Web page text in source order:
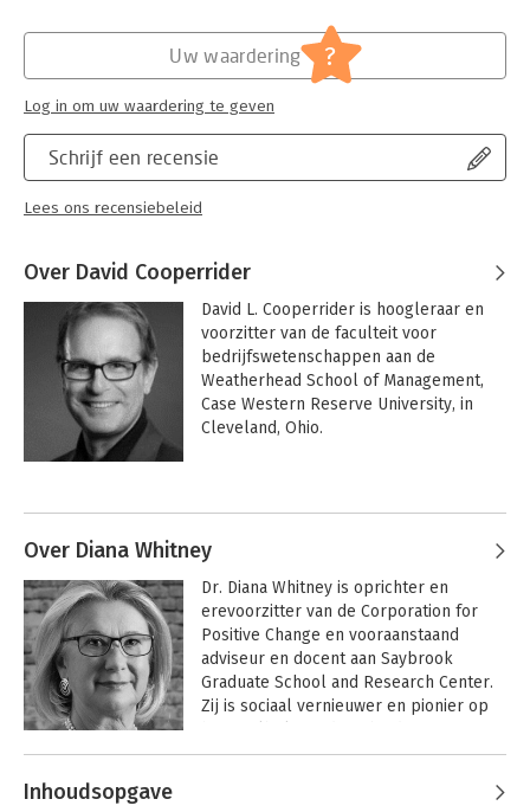
Schrijf een recensie
Lees ons recensiebeleid
Uw waardering ?
Log in om uw waardering te geven
Over David Cooperrider
David L. Cooperrider is hoogleraar en
voorzitter van de faculteit voor
bedrijfswetenschappen aan de
Weatherhead School of Management,
Case Western Reserve University, in
Cleveland, Ohio.
gedoceerd aan onder meer Harvard,
Katholieke Universiteit Leuven in België,
MIT, University of Michigan en
Cambridge.
Hij is momenteel ook
faculteitsdirecteur van het Centrum
de Wereld. In de visie van dat centrum
Over Diana Whitney
Dr. Diana Whitney is oprichter en
erevoorzitter van de Corporation for
Positive Change en vooraanstaand
adviseur en docent aan Saybrook
Graduate School and Research Center.
Zij is sociaal vernieuwer en pionier op
verandering in organisaties.
Andere boeken door Diana Whitney
Inhoudsopgave